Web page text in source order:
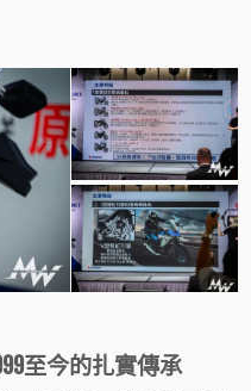
至今的扎實傳承